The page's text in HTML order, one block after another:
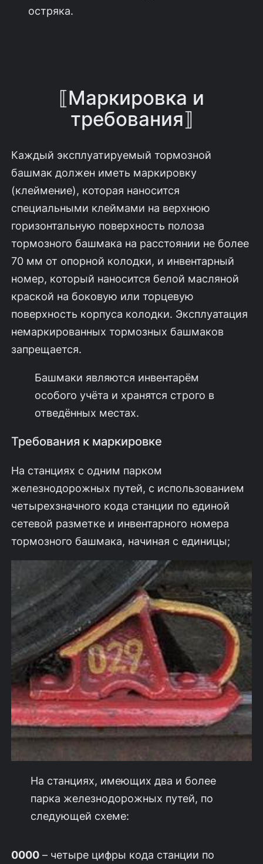
остряка.
⟦Маркировка и
требования⟧
Каждый эксплуатируемый тормозной
башмак должен иметь маркировку
(клеймение), которая наносится
специальными клеймами на верхнюю
горизонтальную поверхность полоза
тормозного башмака на расстоянии не более
70 мм от опорной колодки, и инвентарный
номер, который наносится белой масляной
краской на боковую или торцевую
поверхность корпуса колодки. Эксплуатация
немаркированных тормозных башмаков
запрещается.
Башмаки являются инвентарём
особого учёта и хранятся строго в
отведённых местах.
Требования к маркировке
На станциях с одним парком
железнодорожных путей, с использованием
четырехзначного кода станции по единой
сетевой разметке и инвентарного номера
тормозного башмака, начиная с единицы;
На станциях, имеющих два и более
парка железнодорожных путей, по
следующей схеме:
0000– четыре цифры кода станции по